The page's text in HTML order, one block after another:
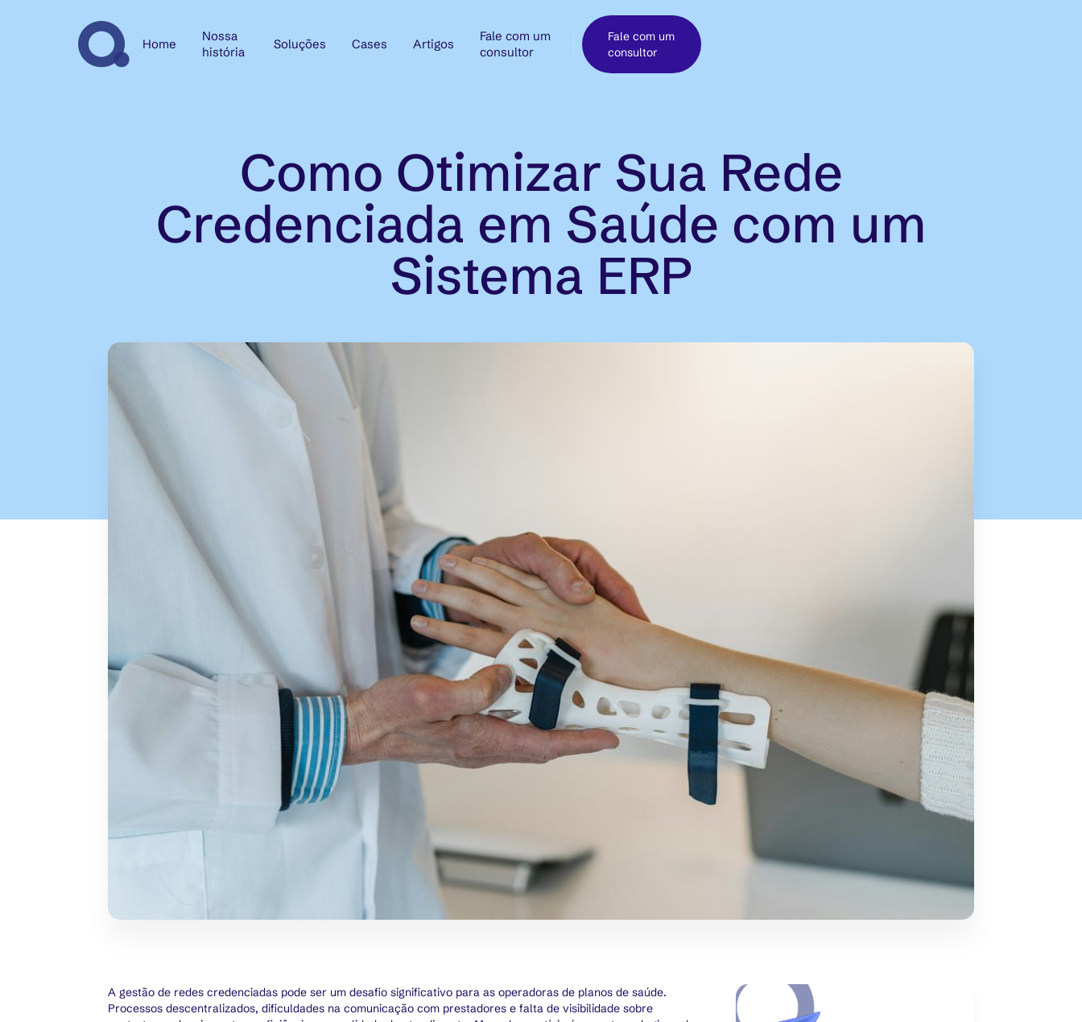
Home
Nossa
história
Soluções Cases Artigos
Fale com um
consultor
Fale com um
consultor
Como Otimizar Sua Rede
Credenciada em Saúde com um
Sistema ERP
A gestão de redes credenciadas pode ser um desafio significativo para as operadoras de planos de saúde.
Processos descentralizados, dificuldades na comunicação com prestadores e falta de visibilidade sobre